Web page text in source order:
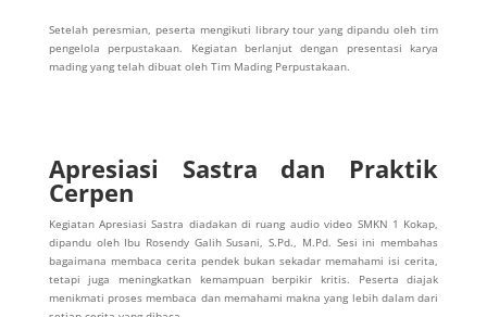
Setelah peresmian, peserta mengikuti library tour yang dipandu oleh tim
pengelola perpustakaan. Kegiatan berlanjut dengan presentasi karya
mading yang telah dibuat oleh Tim Mading Perpustakaan.
Apresiasi Sastra dan Praktik
Cerpen
Kegiatan Apresiasi Sastra diadakan di ruang audio video SMKN 1 Kokap,
dipandu oleh Ibu Rosendy Galih Susani, S.Pd., M.Pd. Sesi ini membahas
bagaimana membaca cerita pendek bukan sekadar memahami isi cerita,
tetapi juga meningkatkan kemampuan berpikir kritis. Peserta diajak
menikmati proses membaca dan memahami makna yang lebih dalam dari